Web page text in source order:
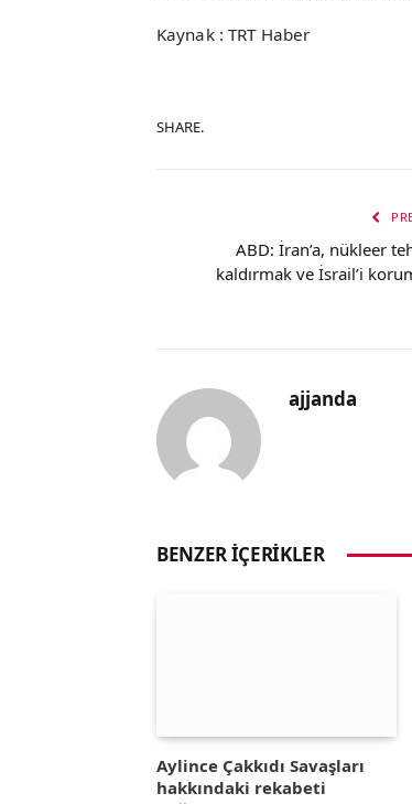
Kaynak : TRT Haber
SHARE.
ABD: İran’a, nükleer
kaldırmak ve İsrail’i
ajjanda
BENZER İÇERIKLER
Aylince Çakkıdı Savaşları
hakkındaki rekabeti